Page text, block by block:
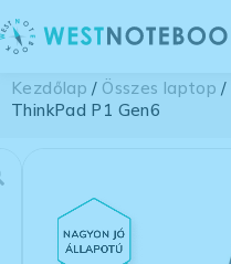
Kezdőlap / Összes laptop /
ThinkPad P1 Gen6